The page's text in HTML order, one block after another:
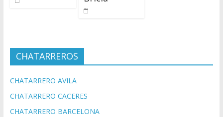
CHATARREROS
CHATARRERO AVILA
CHATARRERO CACERES
CHATARRERO BARCELONA